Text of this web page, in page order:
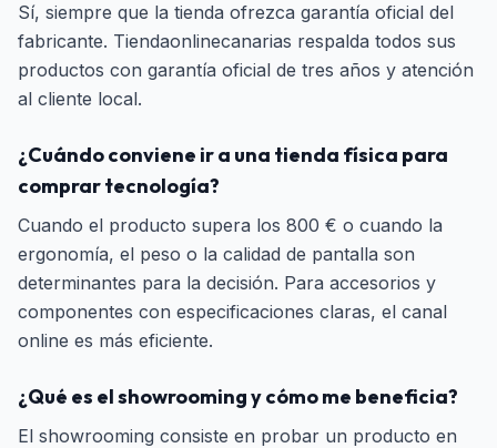
Sí, siempre que la tienda ofrezca garantía oficial del
fabricante. Tiendaonlinecanarias respalda todos sus
productos con garantía oficial de tres años y atención
al cliente local.
¿Cuándo conviene ir a una tienda física para
comprar tecnología?
Cuando el producto supera los 800 € o cuando la
ergonomía, el peso o la calidad de pantalla son
determinantes para la decisión. Para accesorios y
componentes con especificaciones claras, el canal
online es más eficiente.
¿Qué es el showrooming y cómo me beneficia?
El showrooming consiste en probar un producto en